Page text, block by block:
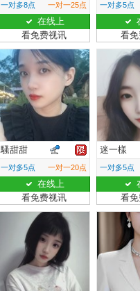
一对多8点 一对一25点
在线上
看免费视讯
一对多5点
看
騷甜甜
一对多5点 一对一20点
在线上
看免费视讯
迷一樣
一对多5点
看